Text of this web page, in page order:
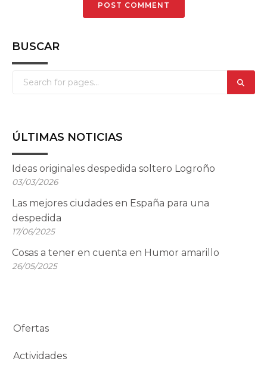
BUSCAR
ÚLTIMAS NOTICIAS
Ideas originales despedida soltero Logroño
03/03/2026
Las mejores ciudades en España para una
despedida
17/06/2025
Cosas a tener en cuenta en Humor amarillo
26/05/2025
Ofertas
Actividades